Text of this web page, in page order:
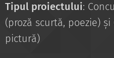
Tipul proiectului:
(proză scurtă, poezie)
pictură)